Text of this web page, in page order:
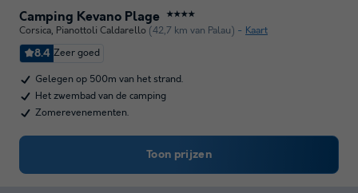
Camping Kevano Plage ★★★★
Corsica, Pianottoli Caldarello (42,7 km van Palau) Kaart
8.4 Zeer goed
Gelegen op 500m van het strand.
Het zwembad van de camping
Zomerevenementen.
Toon prijzen